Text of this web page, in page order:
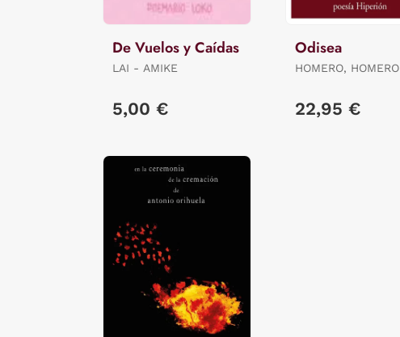
De Vuelos y Caídas
LAI - AMIKE
5,00 €
Odisea
HOMERO, HOMERO
22,95 €